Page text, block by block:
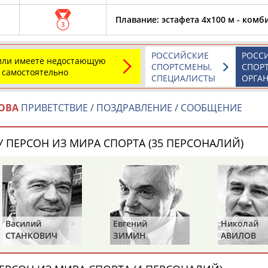
Каримжан
АБДРАХМАНОВ
Аделя
АБДРАХМАНОВА
Андрей
АБДУВАЛИЕВ
Абдула
Магомед
Назир
спортсмене, тренере, специалисте или
героев! Герои спорта - это одни из главных
Рустам
АБДУРАШИДОВ
Магомед
АБДУСАЛАМОВ
АБДЫКАЛЫКОВ
3 Плавание: эстафета 4х100 м -
имеете недостающую
РОССИЙСКИЕ
СПОРТСМЕНЫ,
СПЕЦИАЛИСТЫ
ПРИВЕТСТВИЕ / ПОЗДРАВЛЕНИЕ / СООБЩЕНИЕ
ПЕРСОН ИЗ МИРА СПОРТА (35 ПЕРСОНАЛИЙ)
Василий
СТАНКОВИЧ
Евгений
ЗИМИН
Николай
АВИЛОВ